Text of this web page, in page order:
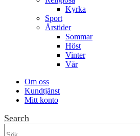
Kyrka
Sport
Årstider
Sommar
Höst
Vinter
Vår
Om oss
Kundtjänst
Mitt konto
Search